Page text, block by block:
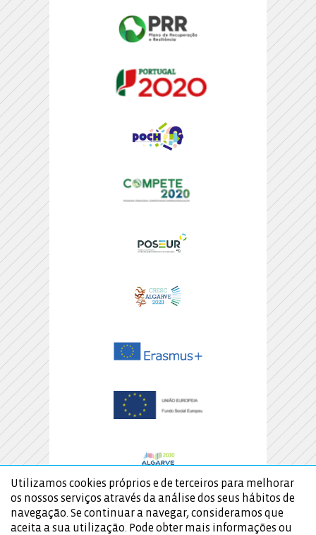
Utilizamos cookies próprios e de terceiros para melhorar
os nossos serviços através da análise dos seus hábitos de
navegação. Se continuar a navegar, consideramos que
aceita a sua utilização. Pode obter mais informações ou